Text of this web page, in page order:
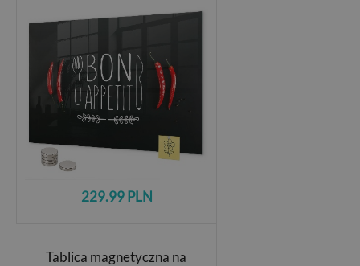
229.99 PLN
Tablica magnetyczna na